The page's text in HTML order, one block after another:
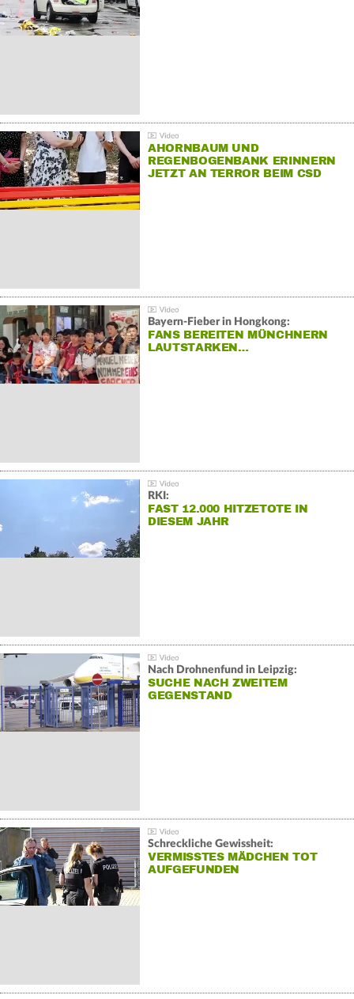
AHORNBAUM UND
REGENBOGENBANK ERINNERN
JETZT AN TERROR BEIM CSD
Bayern-Fieber in Hongkong:
FANS BEREITEN MÜNCHNERN
LAUTSTARKEN…
RKI:
FAST 12.000 HITZETOTE IN
DIESEM JAHR
Nach Drohnenfund in Leipzig:
SUCHE NACH ZWEITEM
GEGENSTAND
Schreckliche Gewissheit:
VERMISSTES MÄDCHEN TOT
AUFGEFUNDEN